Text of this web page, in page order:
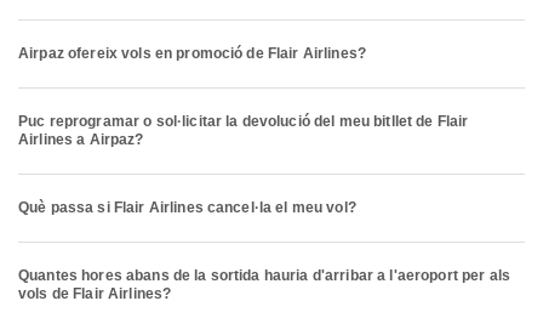
Airpaz ofereix vols en promoció de Flair Airlines?
Puc reprogramar o sol·licitar la devolució del meu bitllet de Flair
Airlines a Airpaz?
Què passa si Flair Airlines cancel·la el meu vol?
Quantes hores abans de la sortida hauria d'arribar a l'aeroport per als
vols de Flair Airlines?